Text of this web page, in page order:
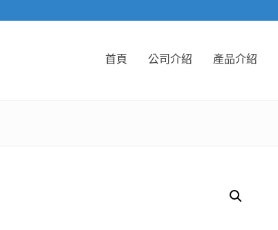
首頁 公司介紹 產品介紹